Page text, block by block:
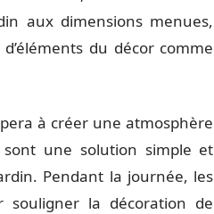
aux dimensions menues,
du décor comme
à créer une atmosphère
une solution simple et
Pendant la journée, les
la décoration de